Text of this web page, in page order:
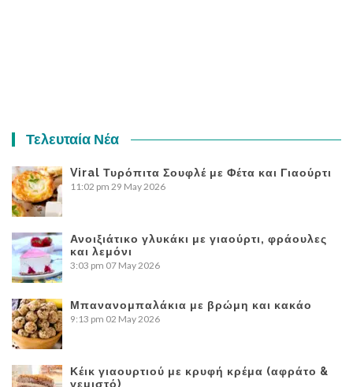
Τελευταία Νέα
Viral Τυρόπιτα Σουφλέ με Φέτα και Γιαούρτι
11:02 pm 29 May 2026
Ανοιξιάτικο γλυκάκι με γιαούρτι, φράουλες
και λεμόνι
3:03 pm 07 May 2026
Μπανανομπαλάκια με βρώμη και κακάο
9:13 pm 02 May 2026
Κέικ γιαουρτιού με κρυφή κρέμα (αφράτο &
γεμιστό)